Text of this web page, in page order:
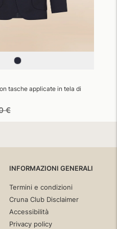
tasche applicate in tela di
€Prezzo
INFORMAZIONI GENERALI
Termini e condizioni
Cruna Club Disclaimer
Accessibilità
Privacy policy